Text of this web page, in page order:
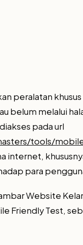
peralatan
belum melalui
pada url
tools/
internet,
para
Website
Friendly Test,